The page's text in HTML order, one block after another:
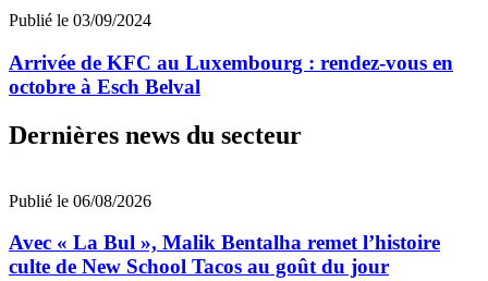
Publié le 03/09/2024
Arrivée de KFC au Luxembourg : rendez-vous en
octobre à Esch Belval
Dernières news du secteur
Publié le 06/08/2026
Avec « La Bul », Malik Bentalha remet l’histoire
culte de New School Tacos au goût du jour